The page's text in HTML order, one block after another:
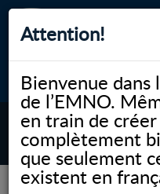
Attention!
Bienvenue
de l’EMNO.
en train de
complètement
que seulement
existent en
NOSM.ca À propos de